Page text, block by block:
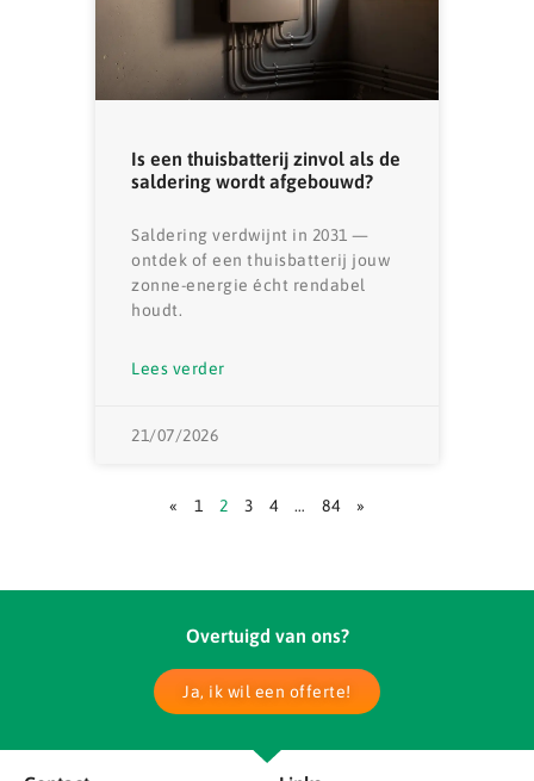
Is een thuisbatterij zinvol als de
saldering wordt afgebouwd?
Saldering verdwijnt in 2031 —
ontdek of een thuisbatterij jouw
zonne-energie écht rendabel
houdt.
Lees verder
21/07/2026
« 1 2 3 4 … 84 »
Overtuigd van ons?
Ja, ik wil een offerte!